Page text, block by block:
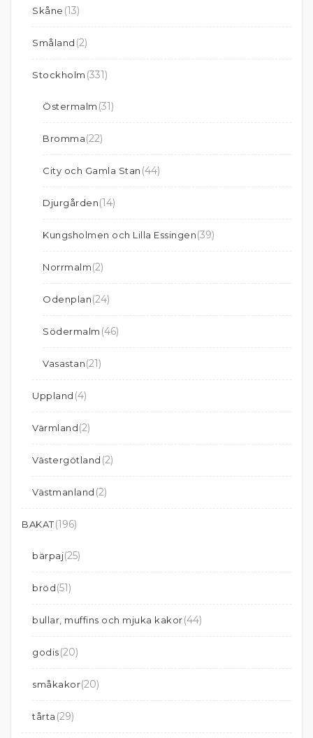
Skåne (13)
Småland (2)
Stockholm (331)
Östermalm (31)
Bromma(22)
City och Gamla Stan (44)
Djurgården(14)
Kungsholmen och Lilla Essingen(39)
Norrmalm(2)
Odenplan(24)
Södermalm (46)
Vasastan(21)
Uppland (4)
Värmland(2)
Västergötland (2)
Västmanland (2)
BAKAT(196)
bärpaj(25)
bröd(51)
bullar, muffins och mjuka kakor(44)
godis(20)
småkakor(20)
tårta (29)